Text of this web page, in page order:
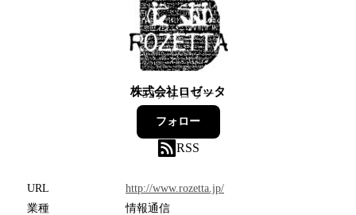
株式会社ロゼッタ
52フォロワー
フォロー
RSS
URL
http://www.rozetta.jp/
業種
情報通信